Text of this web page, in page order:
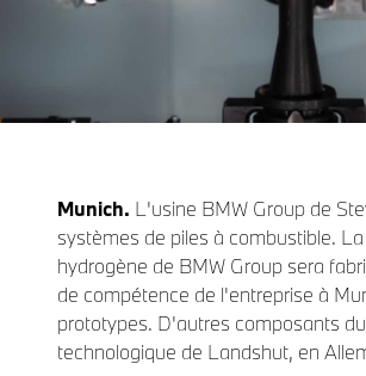
Munich. L'usine BMW Group de
systèmes de piles à combustible.
hydrogène de BMW Group sera
de compétence de l'entreprise à
prototypes. D'autres composants
technologique de Landshut, en